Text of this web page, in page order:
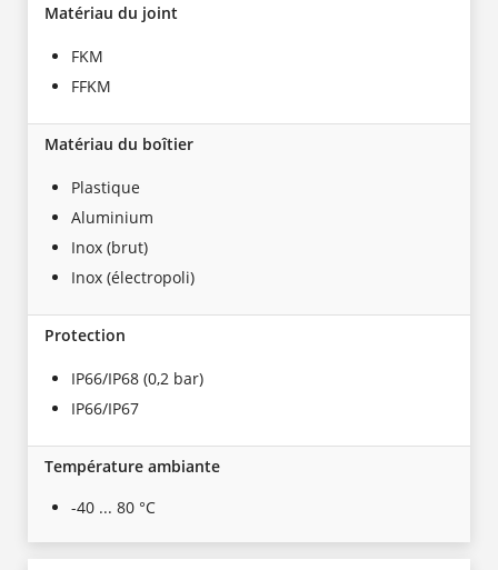
Matériau du joint
FKM
FFKM
Matériau du boîtier
Plastique
Aluminium
Inox (brut)
Inox (électropoli)
Protection
IP66/IP68 (0,2 bar)
IP66/IP67
Température ambiante
-40 ... 80 °C